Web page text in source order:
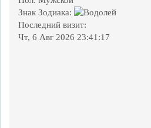
Знак Зодиака:
Последний визит:
Чт, 6 Авг 2026 23:41:17